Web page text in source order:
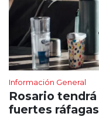
Información General
Rosario
fuertes ráfagas